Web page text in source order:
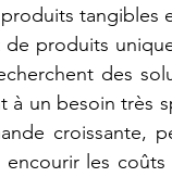
tangibles
produits
des
un besoin très
croissante,
les